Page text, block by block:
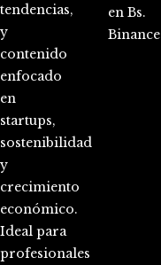
tendencias,
y
contenido
enfocado
en
startups,
sostenibilidad
y
crecimiento
económico.
Ideal para
profesionales
en Bs.
Binance